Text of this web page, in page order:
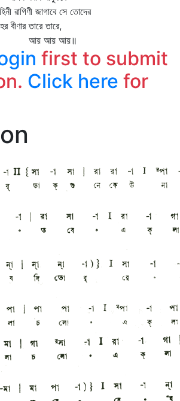
জাগাবে সে তোদের
তারে,
আয়॥
first to submit
Click here for